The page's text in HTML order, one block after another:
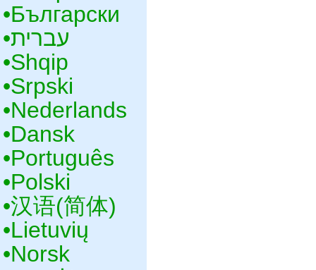
•‎Български
•‎עברית
•‎Shqip
•‎Srpski
•‎Nederlands
•‎Dansk
•‎Português
•‎Polski
•‎汉语(简体)
•‎Lietuvių
•‎Norsk